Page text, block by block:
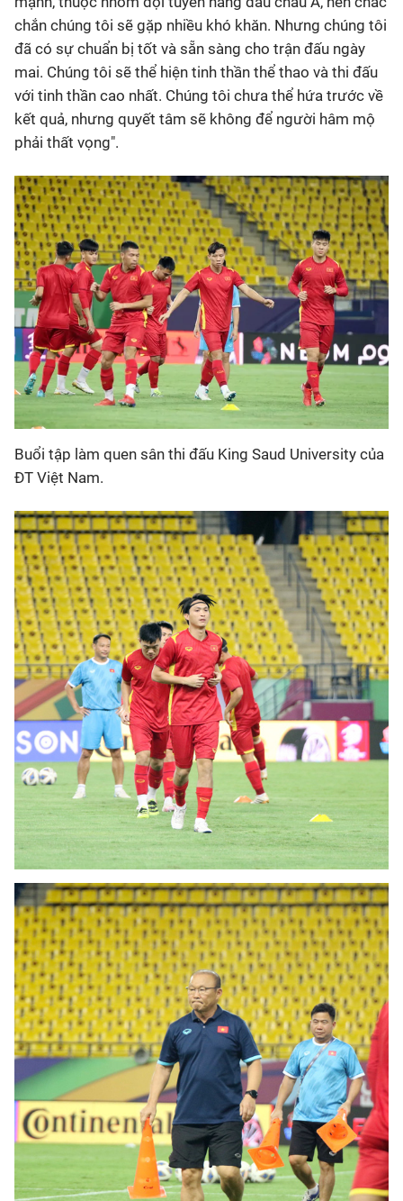
chắn chúng tôi sẽ gặp nhiều khó khăn. Nhưng chúng tôi
đã có sự chuẩn bị tốt và sẵn sàng cho trận đấu ngày
mai. Chúng tôi sẽ thể hiện tinh thần thể thao và thi đấu
với tinh thần cao nhất. Chúng tôi chưa thể hứa trước về
kết quả, nhưng quyết tâm sẽ không để người hâm mộ
phải thất vọng".
Buổi tập làm quen sân thi đấu King Saud University của
ĐT Việt Nam.